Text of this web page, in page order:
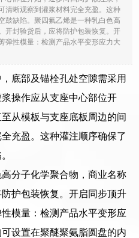
清晰观察到灌浆材料完全充盈。这种
鼓缺陷。聚四氟乙烯是一种乳白色高
开封验货后，应将防护包装恢复。开
弹性模量：检测产品水平变形应力大
底部及锚栓孔处空隙需采用
操作应从支座中心部位开
从模板与支座底板周边的间
充盈。这种灌注顺序确保了
分子化学聚合物，商业名称
护包装恢复。开启同步顶升
模量：检测产品水平变形应
设置在聚醚聚氨脂圆盘的内